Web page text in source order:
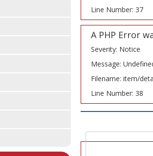
Line Number: 37
A PHP Error
Severity: Notice
Message:
Filename: item/
Line Number: 38